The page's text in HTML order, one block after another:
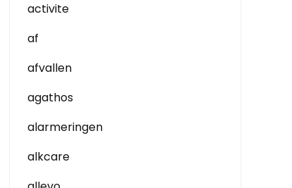
activite
af
afvallen
agathos
alarmeringen
alkcare